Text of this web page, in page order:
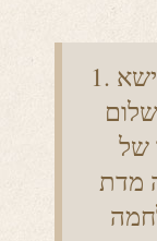
של
מדת